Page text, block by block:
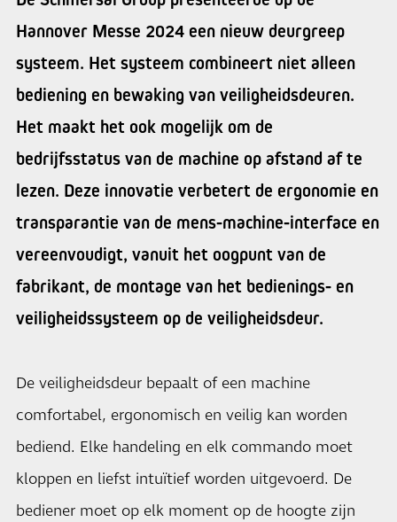
Hannover Messe 2024 een nieuw deurgreep
systeem. Het systeem combineert niet alleen
bediening en bewaking van veiligheidsdeuren.
Het maakt het ook mogelijk om de
bedrijfsstatus van de machine op afstand af te
lezen. Deze innovatie verbetert de ergonomie en
transparantie van de mens-machine-interface en
vereenvoudigt, vanuit het oogpunt van de
fabrikant, de montage van het bedienings- en
veiligheidssysteem op de veiligheidsdeur.
De veiligheidsdeur bepaalt of een machine
comfortabel, ergonomisch en veilig kan worden
bediend. Elke handeling en elk commando moet
kloppen en liefst intuïtief worden uitgevoerd. De
bediener moet op elk moment op de hoogte zijn